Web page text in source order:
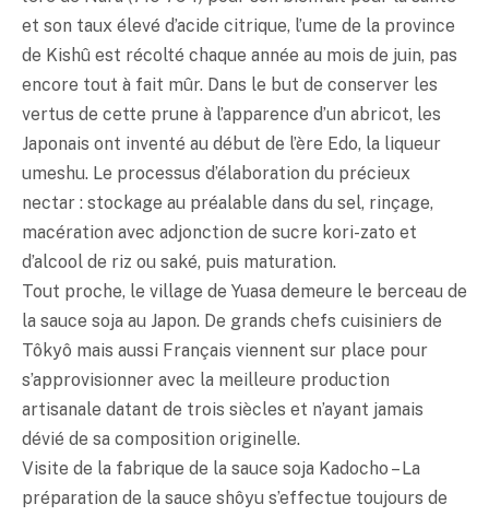
et son taux élevé d’acide citrique, l’ume de la province
de Kishû est récolté chaque année au mois de juin, pas
encore tout à fait mûr. Dans le but de conserver les
vertus de cette prune à l’apparence d’un abricot, les
Japonais ont inventé au début de l’ère Edo, la liqueur
umeshu. Le processus d’élaboration du précieux
nectar : stockage au préalable dans du sel, rinçage,
macération avec adjonction de sucre kori-zato et
d’alcool de riz ou saké, puis maturation.
Tout proche, le village de Yuasa demeure le berceau de
la sauce soja au Japon. De grands chefs cuisiniers de
Tôkyô mais aussi Français viennent sur place pour
s’approvisionner avec la meilleure production
artisanale datant de trois siècles et n’ayant jamais
dévié de sa composition originelle.
Visite de la fabrique de la sauce soja Kadocho – La
préparation de la sauce shôyu s’effectue toujours de